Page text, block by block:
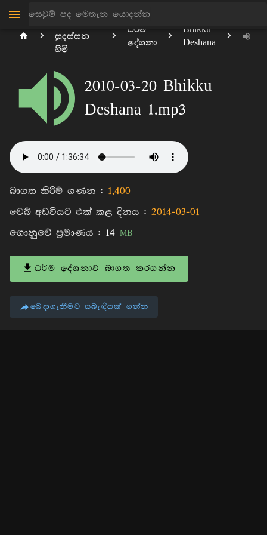
සුදස්සන
හිමි
ධර්ම
දේශනා
Bhikku
Deshana
2010-03-20 Bhikku
Deshana 1.mp3
බාගත කිරීම් ගණන : 1,400
වෙබ් අඩවියට එක් කළ දිනය : 2014-03-01
ගොනුවේ ප්‍රමාණය : 14 MB
ධර්ම දේශනාව බාගත කරගන්න
බෙදාගැනීමට සබැඳියක් ගන්න